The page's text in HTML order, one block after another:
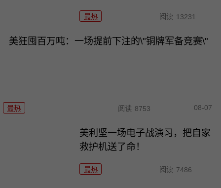
最热 阅读 13231
美狂囤百万吨：一场提前下注的\"铜牌军备竞赛\"
最热 阅读 8753 08-07
美利坚一场电子战演习，把自家
救护机送了命！
最热 阅读 7486